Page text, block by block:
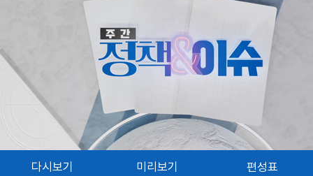
다시보기 미리보기 편성표